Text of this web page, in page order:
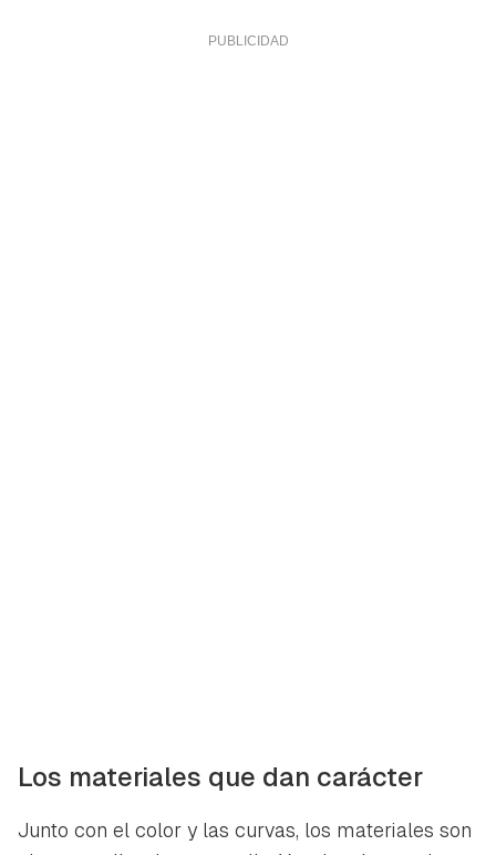
Guardar como favorito
Para poder guardar como favorito, primero has de
Los materiales que dan carácter
Junto con el color y las curvas, los materiales son
Contenido enviado
Gracias por suscribirte a nuestro boletín.